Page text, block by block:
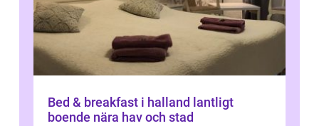
Bed & breakfast i halland lantligt
boende nära hav och stad